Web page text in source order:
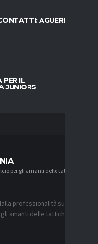
AGUERD È
PER IL
JUNIORS
per gli amanti delle tattiche
professionalità sui
amanti delle tattiche